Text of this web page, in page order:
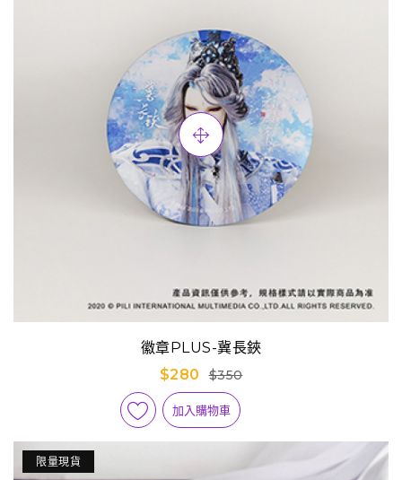
徽章PLUS-冀長鋏
$280
$350
加入購物車
限量現貨